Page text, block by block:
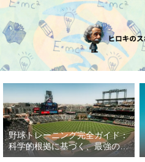
野球トレーニング完全ガイド：
科学的根拠に基づく、最強の野
球アスリート育成プラン